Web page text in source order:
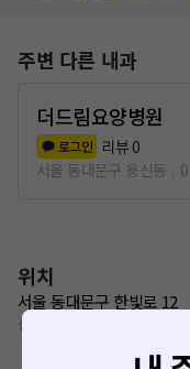
주변 다른 내과
더드림요양병원
로그인 리뷰 0
서울 동대문구 용신동
위치
서울 동대문구 한빛로 12
신설동역 160m